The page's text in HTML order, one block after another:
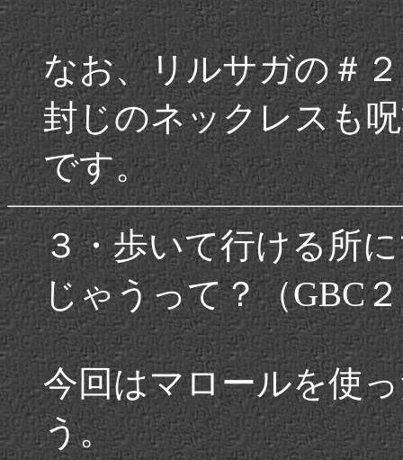
なお、リルサガの＃
封じのネックレスも
です。
３・歩いて行ける所
じゃうって？（GBC
今回はマロールを使
う。